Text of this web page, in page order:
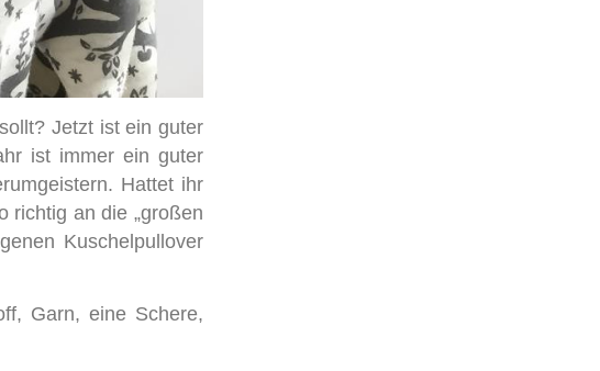
Jetzt ist ein guter
ist immer ein guter
Hattet ihr
richtig an die „großen
Kuschelpullover
Garn, eine Schere,